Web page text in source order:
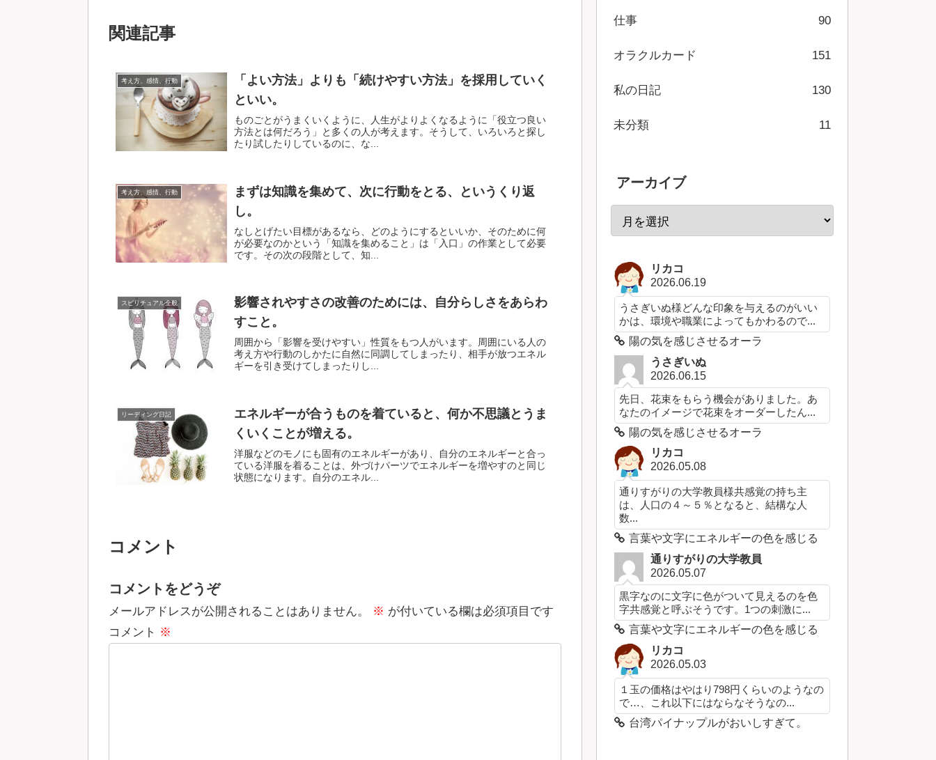
関連記事
考え方、感情、行動
「よい方法」よりも「続けやすい方法」を採用していく
といい。
ものごとがうまくいくように、人生がよりよくなるように「役立つ良い
方法とは何だろう」と多くの人が考えます。そうして、いろいろと探し
たり試したりしているのに、な...
考え方、感情、行動
まずは知識を集めて、次に行動をとる、というくり返
し。
なしとげたい目標があるなら、どのようにするといいか、そのために何
が必要なのかという「知識を集めること」は「入口」の作業として必要
です。その次の段階として、知...
スピリチュアル全般
影響されやすさの改善のためには、自分らしさをあらわ
すこと。
周囲から「影響を受けやすい」性質をもつ人がいます。周囲にいる人の
考え方や行動のしかたに自然に同調してしまったり、相手が放つエネル
ギーを引き受けてしまったりし...
リーディング日記
エネルギーが合うものを着ていると、何か不思議とうま
くいくことが増える。
洋服などのモノにも固有のエネルギーがあり、自分のエネルギーと合っ
ている洋服を着ることは、外づけパーツでエネルギーを増やすのと同じ
状態になります。自分のエネル...
コメント
コメントをどうぞ
メールアドレスが公開されることはありません。 ※ が付いている欄は必須項目です
コメント ※
仕事 90
オラクルカード 151
私の日記 130
未分類 11
アーカイブ
リカコ
2026.06.19
うさぎいぬ様どんな印象を与えるのがいい
かは、環境や職業によってもかわるので...
陽の気を感じさせるオーラ
うさぎいぬ
2026.06.15
先日、花束をもらう機会がありました。あ
なたのイメージで花束をオーダーしたん...
陽の気を感じさせるオーラ
リカコ
2026.05.08
通りすがりの大学教員様共感覚の持ち主
は、人口の４～５％となると、結構な人
数...
言葉や文字にエネルギーの色を感じる
通りすがりの大学教員
2026.05.07
黒字なのに文字に色がついて見えるのを色
字共感覚と呼ぶそうです。1つの刺激に...
言葉や文字にエネルギーの色を感じる
リカコ
2026.05.03
１玉の価格はやはり798円くらいのようなの
で…、これ以下にはならなそうなの...
台湾パイナップルがおいしすぎて。